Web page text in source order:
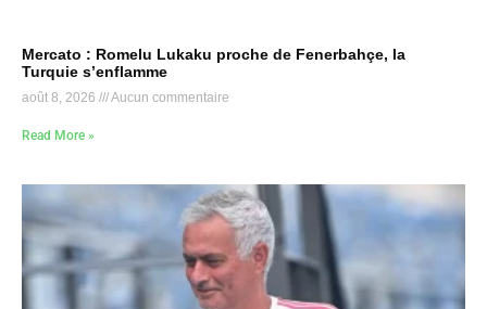
Mercato : Romelu Lukaku proche de Fenerbahçe, la
Turquie s’enflamme
août 8, 2026 Aucun commentaire
Read More »